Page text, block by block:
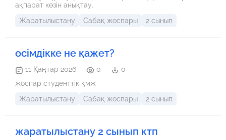
педагога Действия ученика Оценивание Ресурсы Начало
эмоционального настроя. Организационный момент
ақпарат көзін анықтау.
Жаратылыстану
Сабақ жоспары 2 сынып
өсімдікке не қажет?
11 Қаңтар 2026 0
0
жоспар студенттік қмж
Жаратылыстану
Сабақ жоспары 2 сынып
жаратылыстану 2 сынып ктп